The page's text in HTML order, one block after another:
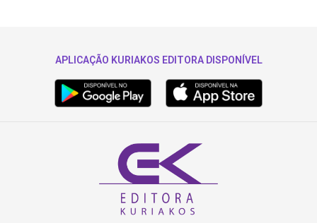
APLICAÇÃO KURIAKOS EDITORA DISPONÍVEL